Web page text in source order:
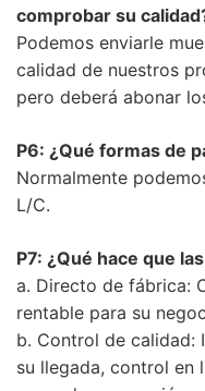
comprobar su
Podemos enviarle
calidad de nuestros
pero deberá abonar
P6: ¿Qué formas de
Normalmente
L/C.
P7: ¿Qué hace que
a. Directo de fábrica:
rentable para su
b. Control de calidad:
su llegada, control en